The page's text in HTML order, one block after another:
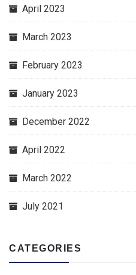
April 2023
March 2023
February 2023
January 2023
December 2022
April 2022
March 2022
July 2021
CATEGORIES